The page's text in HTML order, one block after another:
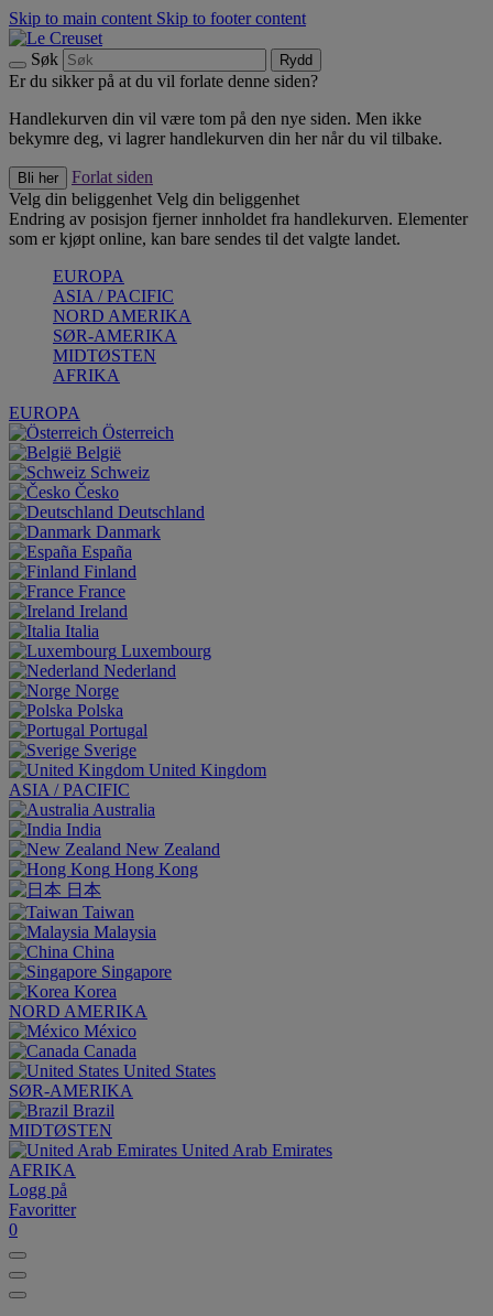
Skip to main content Skip to footer content
Søk Rydd
Er du sikker på at du vil forlate denne siden?
Handlekurven din vil være tom på den nye siden. Men ikke
bekymre deg, vi lagrer handlekurven din her når du vil tilbake.
Bli her
Forlat siden
Velg din beliggenhet Velg din beliggenhet
Endring av posisjon fjerner innholdet fra handlekurven. Elementer
som er kjøpt online, kan bare sendes til det valgte landet.
EUROPA
ASIA / PACIFIC
NORD AMERIKA
SØR-AMERIKA
MIDTØSTEN
AFRIKA
EUROPA
Österreich
België
Schweiz
Česko
Deutschland
Danmark
España
Finland
France
Ireland
Italia
Luxembourg
Nederland
Norge
Polska
Portugal
Sverige
United Kingdom
ASIA / PACIFIC
Australia
India
New Zealand
Hong Kong
日本
Taiwan
Malaysia
China
Singapore
Korea
NORD AMERIKA
México
Canada
United States
SØR-AMERIKA
Brazil
MIDTØSTEN
United Arab Emirates
AFRIKA
Logg på
Favoritter
0